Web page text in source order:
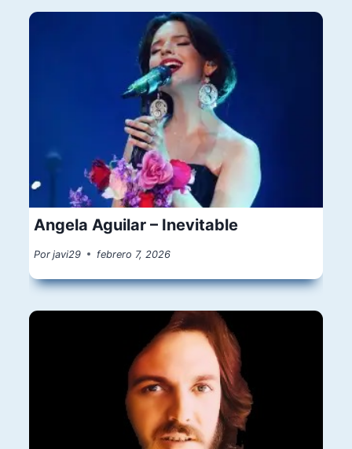
Angela Aguilar – Inevitable
Por javi29 febrero 7, 2026